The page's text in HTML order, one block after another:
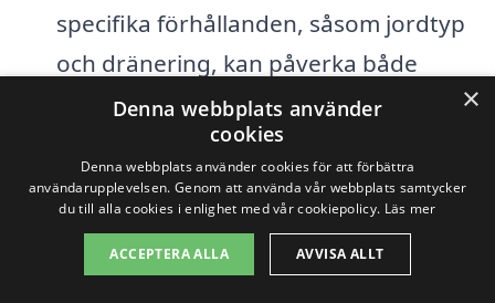
specifika förhållanden, såsom jordtyp
och dränering, kan påverka både
design och kostnad. I Nordöstra
Göteborg kan lokala
klimatförhållanden också spela en roll
i valet av växter.
×
Denna webbplats använder
cookies
Denna webbplats använder cookies för att förbättra
användarupplevelsen. Genom att använda vår webbplats samtycker
du till alla cookies i enlighet med vår cookiepolicy. Läs mer
ACCEPTERA ALLA AVVISA ALLT